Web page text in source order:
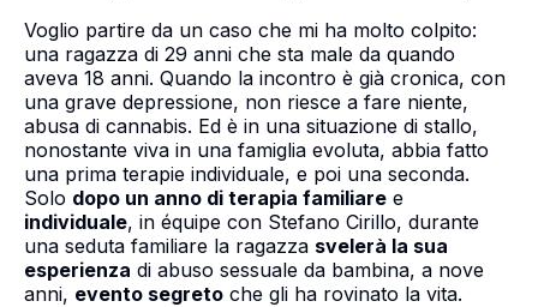
Voglio partire da un caso che mi ha molto colpito:
una ragazza di 29 anni che sta male da quando
aveva 18 anni. Quando la incontro è già cronica, con
una grave depressione, non riesce a fare niente,
abusa di cannabis. Ed è in una situazione di stallo,
nonostante viva in una famiglia evoluta, abbia fatto
una prima terapie individuale, e poi una seconda.
Solo dopo un anno di terapia familiare e
individuale, in équipe con Stefano Cirillo, durante
una seduta familiare la ragazza svelerà la sua
esperienza di abuso sessuale da bambina, a nove
anni, evento segreto che gli ha rovinato la vita.